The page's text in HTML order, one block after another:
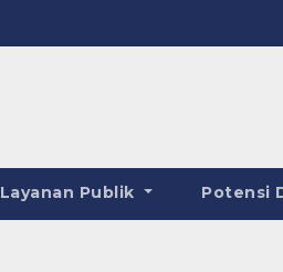
Layanan Publik Potensi